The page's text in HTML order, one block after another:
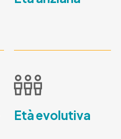
Età evolutiva